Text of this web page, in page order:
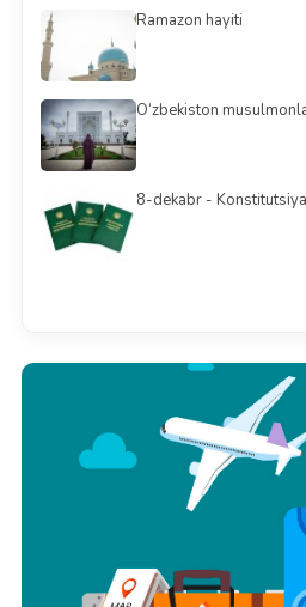
Ramazon hayiti
O‘zbekiston
8-dekabr -